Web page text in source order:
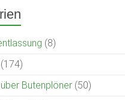
(8)
(174)
Butenplöner (50)